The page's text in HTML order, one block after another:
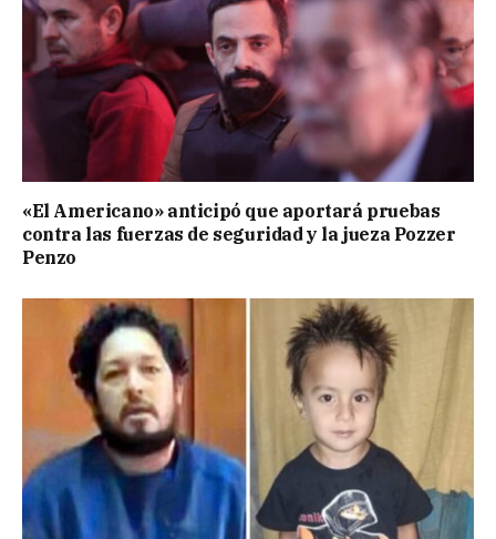
«El Americano» anticipó que aportará pruebas
contra las fuerzas de seguridad y la jueza Pozzer
Penzo